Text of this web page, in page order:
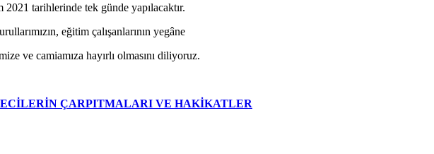
tarihlerinde tek günde yapılacaktır.
eğitim çalışanlarının yegâne
ve camiamıza hayırlı olmasını diliyoruz.
ÇARPITMALARI VE HAKİKATLER